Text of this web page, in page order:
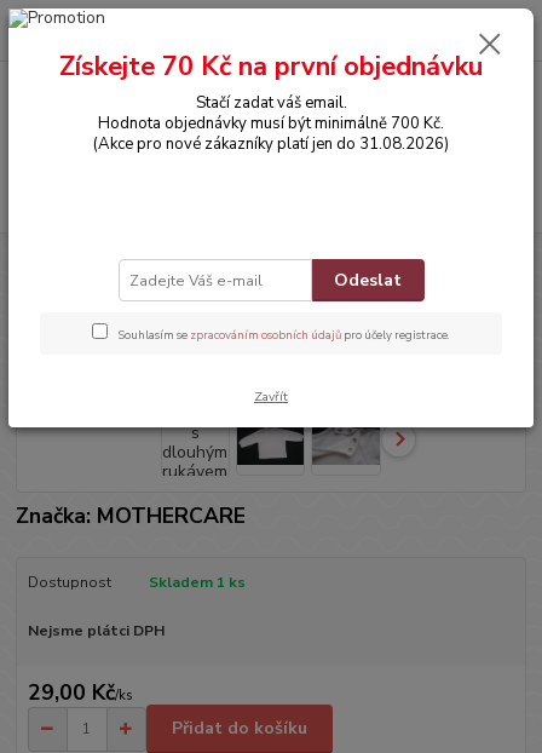
0,00 Kč
OBLEČENÍ Tričko s dlouhým rukávem
Tričko s dlouhým rukávem
Značka: MOTHERCARE
Dostupnost Skladem 1 ks
Nejsme plátci DPH
29,00 Kč/ks
Přidat do košíku
Získejte 70 Kč na první objednávku
Stačí zadat váš email.
Hodnota objednávky musí být minimálně 700 Kč.
(Akce pro nové zákazníky platí jen do 31.08.2026)
Odeslat
Souhlasím se zpracováním osobních údajů pro účely registrace.
Zavřít